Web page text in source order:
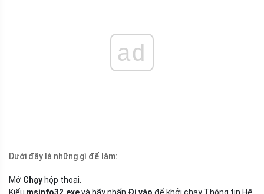
ad
Dưới đây là những gì để làm:
Mở Chạy hộp thoại.